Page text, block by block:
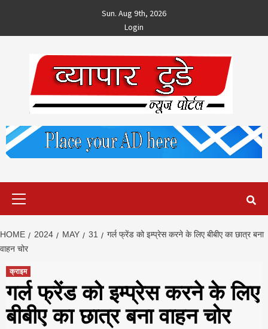
content
Sun. Aug 9th, 2026
Login
HOME 2024 MAY 31
गर्ल फ्रेंड को इम्प्रेस करने के लिए बीबीए का छात्र बना
वाहन चोर
क्राइम
गर्ल फ्रेंड को इम्प्रेस करने के लिए
बीबीए का छात्र बना वाहन चोर